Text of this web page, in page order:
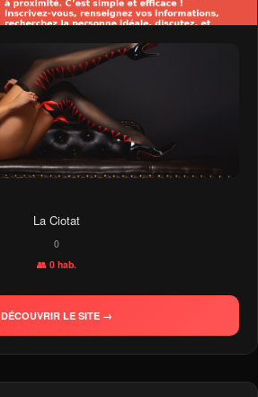
La Ciotat
0
👥 0 hab.
DÉCOUVRIR LE SITE →